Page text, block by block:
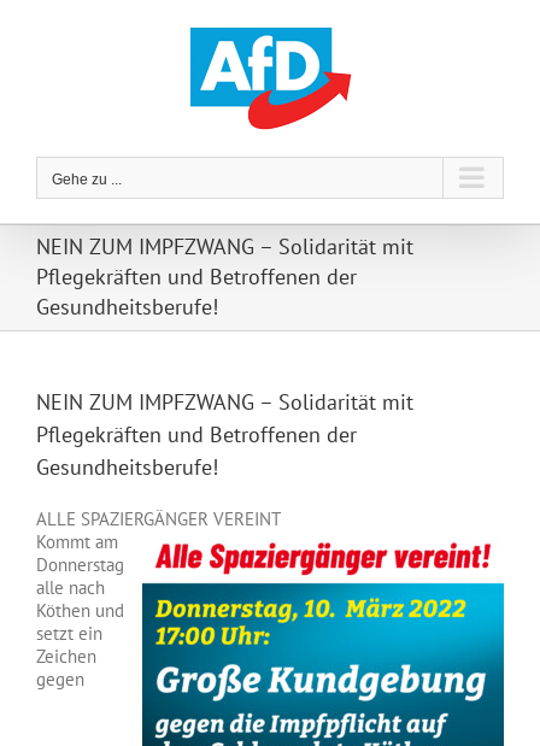
Gehe zu ...
NEIN ZUM IMPFZWANG – Solidarität mit
Pflegekräften und Betroffenen der
Gesundheitsberufe!
NEIN ZUM IMPFZWANG – Solidarität mit
Pflegekräften und Betroffenen der
Gesundheitsberufe!
ALLE SPAZIERGÄNGER VEREINT
Kommt am
Donnerstag
alle nach
Köthen und
setzt ein
Zeichen
gegen